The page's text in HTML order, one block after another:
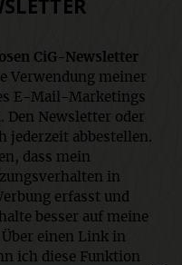
CiG-Newsletter
Verwendung meiner
E-Mail-Marketings
Den Newsletter oder
jederzeit abbestellen.
dass mein
in
erfasst und
besser auf meine
einen Link in
ich diese Funktion